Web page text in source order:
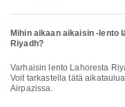
Mihin aikaan aikaisin -lento
Riyadh?
Varhaisin lento Lahoresta Riyadhyn lentoyhtiöllä Flynas lähtee klo 03.55.
Voit tarkastella tätä
Airpazissa.